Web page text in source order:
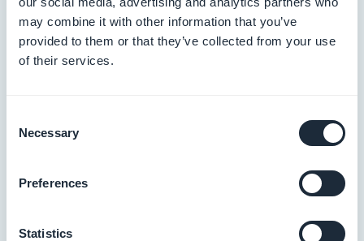
may combine it with other information that you’ve
provided to them or that they’ve collected from your use
of their services.
Selection
Necessary
Preferences
Statistics